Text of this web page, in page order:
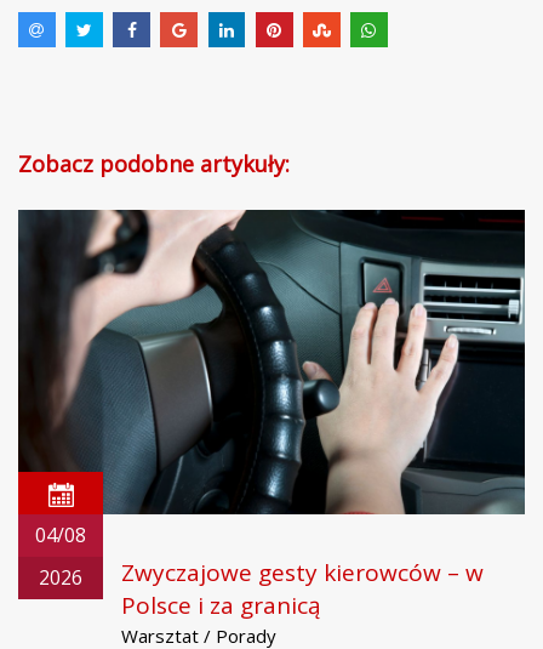
Zobacz podobne artykuły:
04/08
2026
Zwyczajowe gesty kierowców – w
Polsce i za granicą
Warsztat / Porady